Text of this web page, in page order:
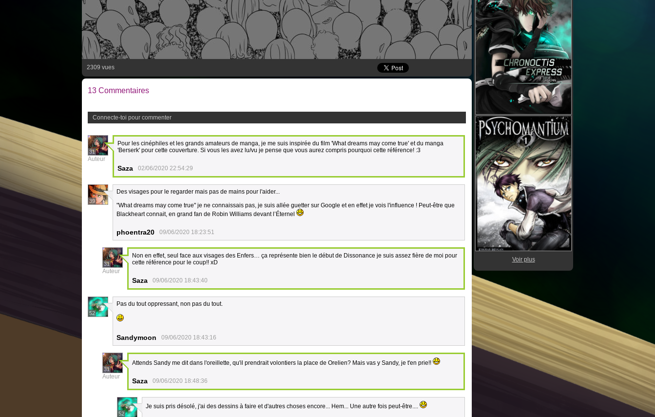
2309 vues
13 Commentaires
Connecte-toi pour commenter
31
Auteur
Pour les cinéphiles et les grands amateurs de manga, je me suis inspirée du film 'What dreams may come true' et du manga
'Berserk' pour cette couverture. Si vous les avez lu/vu je pense que vous aurez compris pourquoi cette référence! :3
Saza 02/06/2020 22:54:29
39
Des visages pour le regarder mais pas de mains pour l'aider...
"What dreams may come true" je ne connaissais pas, je suis allée guetter sur Google et en effet je vois l'influence ! Peut-être que
Blackheart connait, en grand fan de Robin Williams devant l’Éternel
phoentra20 09/06/2020 18:23:51
31
Auteur
Non en effet, seul face aux visages des Enfers… ça représente bien le début de Dissonance je suis assez fière de moi pour
cette référence pour le coup!! xD
Saza 09/06/2020 18:43:40
52
Pas du tout oppressant, non pas du tout.
Sandymoon 09/06/2020 18:43:16
31
Auteur
Attends Sandy me dit dans l'oreillette, qu'il prendrait volontiers la place de Orelien? Mais vas y Sandy, je t'en prie!!
Saza 09/06/2020 18:48:36
52
Je suis pris désolé, j'ai des dessins à faire et d'autres choses encore... Hem... Une autre fois peut-être....
Voir plus